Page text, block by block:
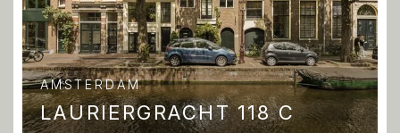
AMSTERDAM
LAURIERGRACHT 118 C